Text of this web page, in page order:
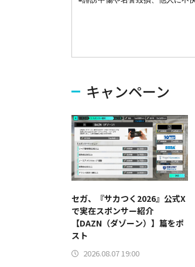
キャンペーン
セガ、『サカつく2026』公式X
で実在スポンサー紹介
【DAZN（ダゾーン）】篇をポ
スト
2026.08.07 19:00